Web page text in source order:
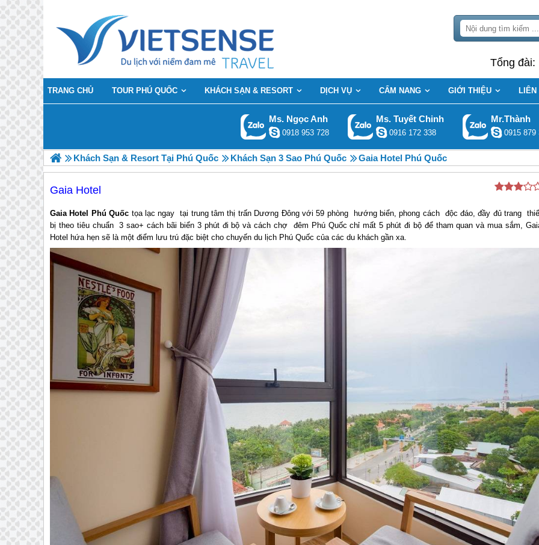
Tổng đài:
TRANG CHỦ TOUR PHÚ QUỐC KHÁCH SẠN & RESORT DỊCH VỤ CẨM NANG GIỚI THIỆU LIÊN
Ms. Ngọc Anh
0918 953 728
Ms. Tuyết Chinh
0916 172 338
Mr.Thành
0915 879
Khách Sạn & Resort Tại Phú Quốc Khách Sạn 3 Sao Phú Quốc Gaia Hotel Phú Quốc
Gaia Hotel
Gaia Hotel Phú Quốc tọa lạc ngay tại trung tâm thị trấn Dương Đông với 59 phòng hướng biển, phong cách độc đáo, đầy đủ trang
bị theo tiêu chuẩn 3 sao+ cách bãi biển 3 phút đi bộ và cách chợ đêm Phú Quốc chỉ mất 5 phút đi bộ để tham quan và mua sắm,
Hotel hứa hẹn sẽ là một điểm lưu trú đặc biệt cho chuyến du lịch Phú Quốc của các du khách gần xa.